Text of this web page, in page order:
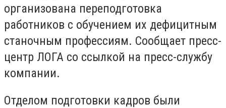
организована переподготовка
работников с обучением их дефицитным
станочным профессиям. Сообщает пресс-
центр ЛОГА со ссылкой на пресс-службу
компании.
Отделом подготовки кадров были